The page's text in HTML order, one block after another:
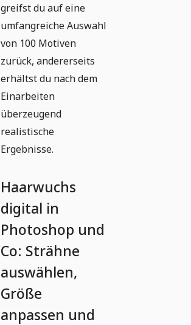
greifst du auf eine
umfangreiche Auswahl
von 100 Motiven
zurück, andererseits
erhältst du nach dem
Einarbeiten
überzeugend
realistische
Ergebnisse.
Haarwuchs
digital in
Photoshop und
Co: Strähne
auswählen,
Größe
anpassen und